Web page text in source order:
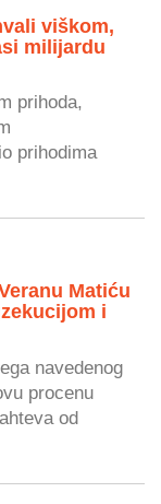
viškom,
milijardu
prihoda,
prihodima
Matiću
i
navedenog
procenu
od